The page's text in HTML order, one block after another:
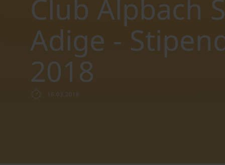
Club Alpbach
Adige -
2018
16.03.2018